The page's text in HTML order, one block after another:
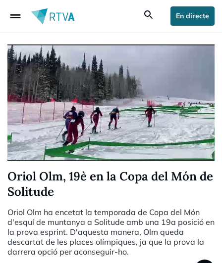
drag_handle search En directe
Oriol Olm, 19è en la Copa del Món de
Solitude
Oriol Olm ha encetat la temporada de Copa del Món
d'esquí de muntanya a Solitude amb una 19a posició en
la prova esprint. D'aquesta manera, Olm queda
descartat de les places olímpiques, ja que la prova la
darrera opció per aconseguir-ho.